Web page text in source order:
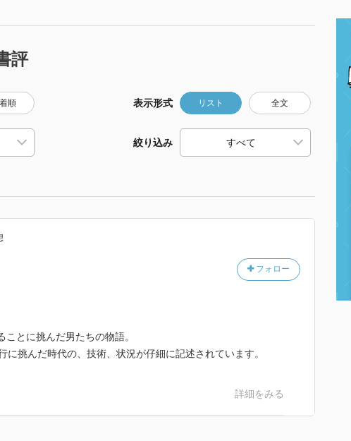
評
順 表示形式 リスト 全文
絞り込み
フォロー
ことに挑んだ男たちの物語。
に挑んだ時代の、技術、状況が仔細に記述されています。
詳細をみる